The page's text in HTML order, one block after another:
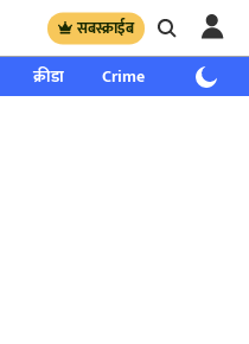
सबस्क्राईब
क्रीडा Crime साप्ताहिक